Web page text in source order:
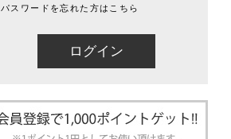
パスワードを忘れた方はこちら